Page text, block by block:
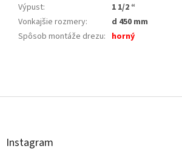
Výpust:
1 1/2 “
Vonkajšie rozmery:
d 450 mm
Spôsob montáže drezu: horný
á
Instagram